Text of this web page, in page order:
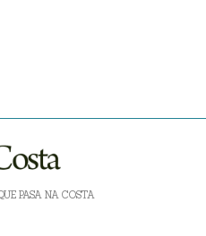
PASA NA COSTA